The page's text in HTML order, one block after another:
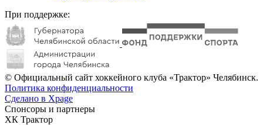
При поддержке:
© Официальный сайт хоккейного клуба «Трактор» Челябинск.
Политика конфиденциальности
Сделано в Xpage
Спонсоры и партнеры
ХК Трактор